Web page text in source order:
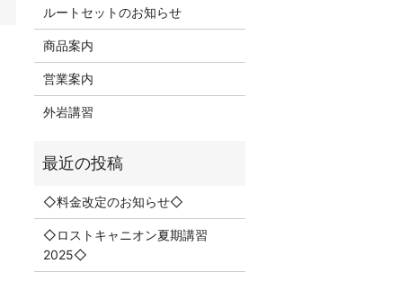
ルートセットのお知らせ
商品案内
営業案内
外岩講習
◇料金改定のお知らせ◇
◇ロストキャニオン夏期講習
2025◇